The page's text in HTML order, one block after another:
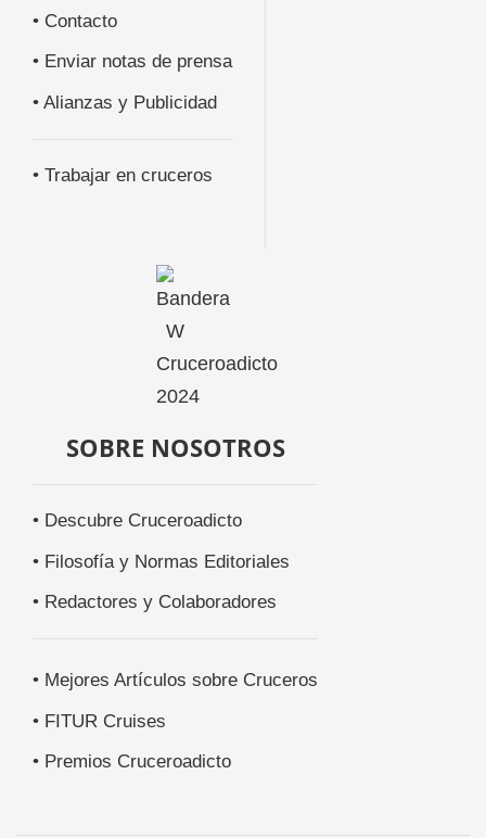
• Contacto
• Enviar notas de prensa
• Alianzas y Publicidad
• Trabajar en cruceros
SOBRE NOSOTROS
• Descubre Cruceroadicto
• Filosofía y Normas Editoriales
• Redactores y Colaboradores
• Mejores Artículos sobre Cruceros
• FITUR Cruises
• Premios Cruceroadicto